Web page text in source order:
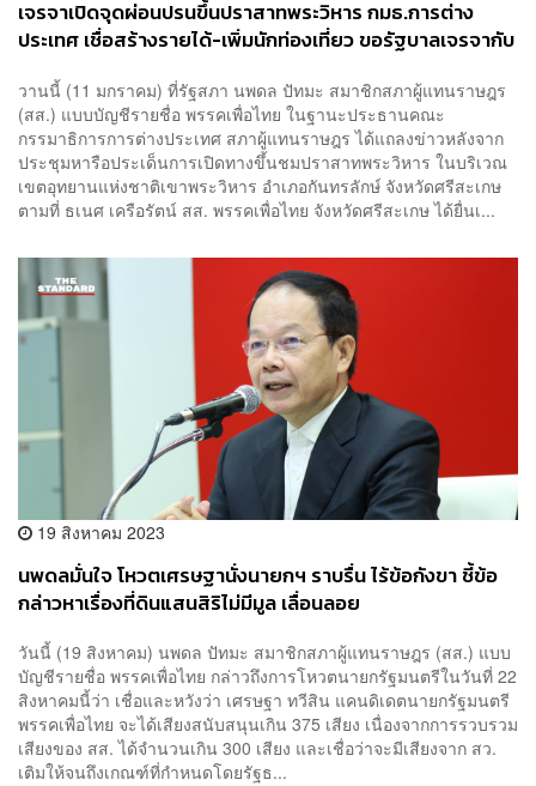
เจรจาเปิดจุดผ่อนปรนขึ้นปราสาทพระวิหาร กมธ.การต่าง
ประเทศ เชื่อสร้างรายได้-เพิ่มนักท่องเที่ยว ขอรัฐบาลเจรจากับ
วานนี้ (11 มกราคม) ที่รัฐสภา นพดล ปัทมะ สมาชิกสภาผู้แทนราษฎร
(สส.) แบบบัญชีรายชื่อ พรรคเพื่อไทย ในฐานะประธานคณะ
กรรมาธิการการต่างประเทศ สภาผู้แทนราษฎร ได้แถลงข่าวหลังจาก
ประชุมหารือประเด็นการเปิดทางขึ้นชมปราสาทพระวิหาร ในบริเวณ
เขตอุทยานแห่งชาติเขาพระวิหาร อำเภอกันทรลักษ์ จังหวัดศรีสะเกษ
ตามที่ ธเนศ เครือรัตน์ สส. พรรคเพื่อไทย จังหวัดศรีสะเกษ ได้ยื่นเ...
19 สิงหาคม 2023
นพดลมั่นใจ โหวตเศรษฐานั่งนายกฯ ราบรื่น ไร้ข้อกังขา ชี้ข้อ
กล่าวหาเรื่องที่ดินแสนสิริไม่มีมูล เลื่อนลอย
วันนี้ (19 สิงหาคม) นพดล ปัทมะ สมาชิกสภาผู้แทนราษฎร (สส.) แบบ
บัญชีรายชื่อ พรรคเพื่อไทย กล่าวถึงการโหวตนายกรัฐมนตรีในวันที่ 22
สิงหาคมนี้ว่า เชื่อและหวังว่า เศรษฐา ทวีสิน แคนดิเดตนายกรัฐมนตรี
พรรคเพื่อไทย จะได้เสียงสนับสนุนเกิน 375 เสียง เนื่องจากการรวบรวม
เสียงของ สส. ได้จำนวนเกิน 300 เสียง และเชื่อว่าจะมีเสียงจาก สว.
เติมให้จนถึงเกณฑ์ที่กำหนดโดยรัฐธ...